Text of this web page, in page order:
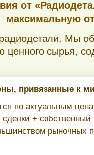
от
максимальную
Мы
ценного сырья,
привязанные к
по актуальным
сделки +
рыночных